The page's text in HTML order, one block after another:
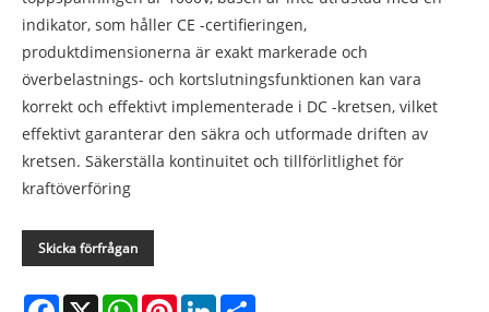
indikator, som håller CE -certifieringen,
produktdimensionerna är exakt markerade och
överbelastnings- och kortslutningsfunktionen kan vara
korrekt och effektivt implementerade i DC -kretsen, vilket
effektivt garanterar den säkra och utformade driften av
kretsen. Säkerställa kontinuitet och tillförlitlighet för
kraftöverföring
Skicka förfrågan
Facebook
X WhatsAppPinterestLinkedIn